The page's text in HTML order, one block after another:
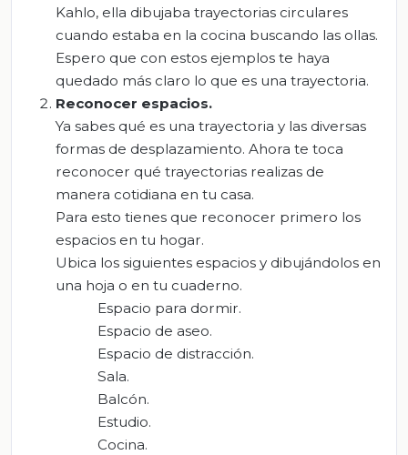
Kahlo, ella dibujaba trayectorias circulares
cuando estaba en la cocina buscando las ollas.
Espero que con estos ejemplos te haya
quedado más claro lo que es una trayectoria.
Reconocer espacios.
Ya sabes qué es una trayectoria y las diversas
formas de desplazamiento. Ahora te toca
reconocer qué trayectorias realizas de
manera cotidiana en tu casa.
Para esto tienes que reconocer primero los
espacios en tu hogar.
Ubica los siguientes espacios y dibujándolos en
una hoja o en tu cuaderno.
Espacio para dormir.
Espacio de aseo.
Espacio de distracción.
Sala.
Balcón.
Estudio.
Cocina.